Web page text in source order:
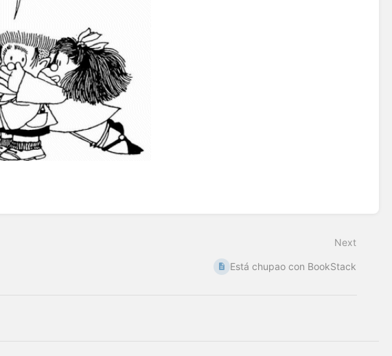
Next
Está chupao con BookStack